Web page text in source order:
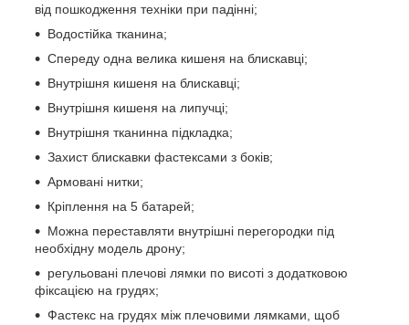
від пошкодження техніки при падінні;
Водостійка тканина;
Спереду одна велика кишеня на блискавці;
Внутрішня кишеня на блискавці;
Внутрішня кишеня на липучці;
Внутрішня тканинна підкладка;
Захист блискавки фастексами з боків;
Армовані нитки;
Кріплення на 5 батарей;
Можна переставляти внутрішні перегородки під
необхідну модель дрону;
регульовані плечові лямки по висоті з додатковою
фіксацією на грудях;
Фастекс на грудях між плечовими лямками, щоб